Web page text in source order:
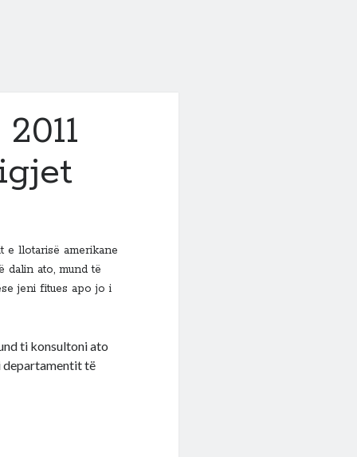
e llotarisë amerikane
dalin ato, mund të
jeni fitues apo jo i
ti konsultoni ato
departamentit të